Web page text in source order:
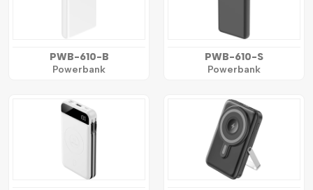
PWB-610-B
Powerbank
PWB-610-S
Powerbank